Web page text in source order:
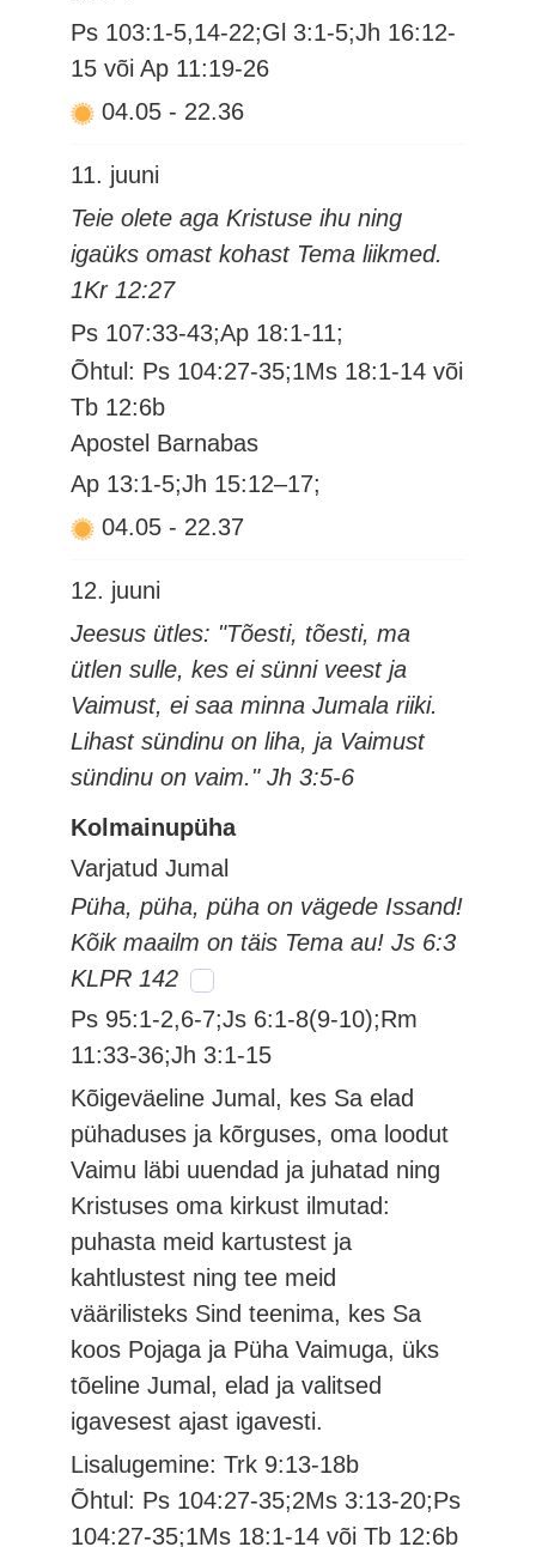
Ps 103:1-5,14-22;Gl 3:1-5;Jh 16:12-
15 või Ap 11:19-26
04.05 - 22.36
11. juuni
Teie olete aga Kristuse ihu ning
igaüks omast kohast Tema liikmed.
1Kr 12:27
Ps 107:33-43;Ap 18:1-11;
Õhtul: Ps 104:27-35;1Ms 18:1-14 või
Tb 12:6b
Apostel Barnabas
Ap 13:1-5;Jh 15:12–17;
04.05 - 22.37
12. juuni
Jeesus ütles: "Tõesti, tõesti, ma
ütlen sulle, kes ei sünni veest ja
Vaimust, ei saa minna Jumala riiki.
Lihast sündinu on liha, ja Vaimust
sündinu on vaim." Jh 3:5-6
Kolmainupüha
Varjatud Jumal
Püha, püha, püha on vägede Issand!
Kõik maailm on täis Tema au! Js 6:3
KLPR 142
Ps 95:1-2,6-7;Js 6:1-8(9-10);Rm
11:33-36;Jh 3:1-15
Kõigeväeline Jumal, kes Sa elad
pühaduses ja kõrguses, oma loodut
Vaimu läbi uuendad ja juhatad ning
Kristuses oma kirkust ilmutad:
puhasta meid kartustest ja
kahtlustest ning tee meid
väärilisteks Sind teenima, kes Sa
koos Pojaga ja Püha Vaimuga, üks
tõeline Jumal, elad ja valitsed
igavesest ajast igavesti.
Lisalugemine: Trk 9:13-18b
Õhtul: Ps 104:27-35;2Ms 3:13-20;Ps
104:27-35;1Ms 18:1-14 või Tb 12:6b